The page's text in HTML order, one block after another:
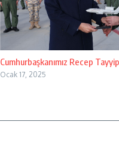
Cumhurbaşkanımız Recep
Ocak 17, 2025